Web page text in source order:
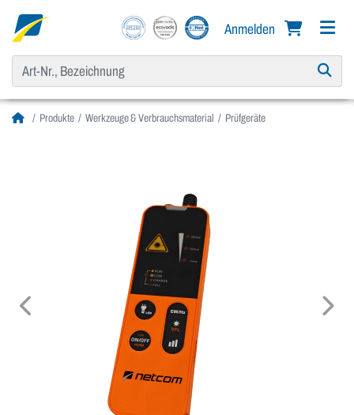
Anmelden
Produkte Werkzeuge & Verbrauchsmaterial Prüfgeräte